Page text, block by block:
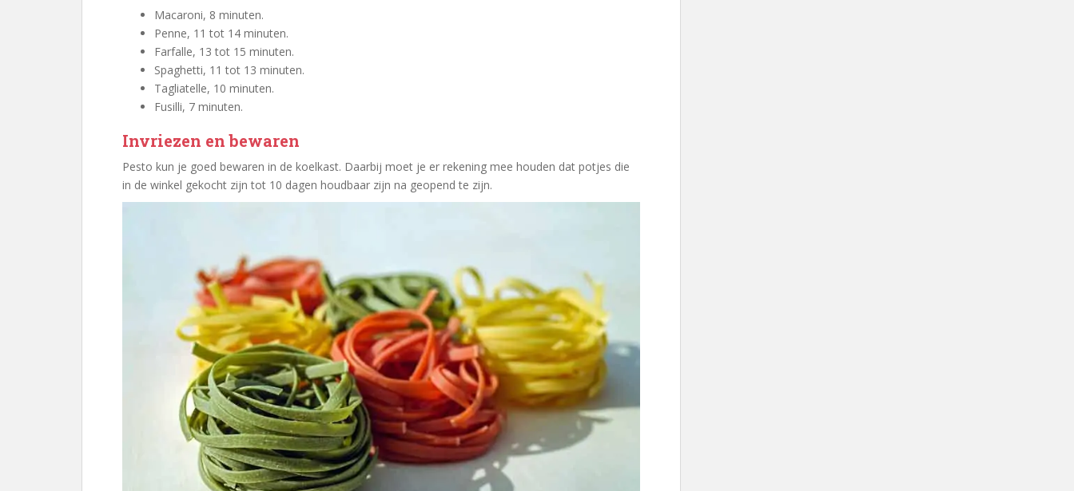
Macaroni, 8 minuten.
Penne, 11 tot 14 minuten.
Farfalle, 13 tot 15 minuten.
Spaghetti, 11 tot 13 minuten.
Tagliatelle, 10 minuten.
Fusilli, 7 minuten.
Invriezen en bewaren
Pesto kun je goed bewaren in de koelkast. Daarbij moet je er rekening mee houden dat potjes die
in de winkel gekocht zijn tot 10 dagen houdbaar zijn na geopend te zijn.